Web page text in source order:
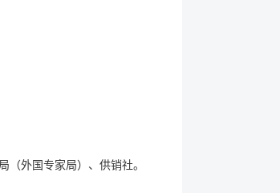
外国专家局）、供销社。